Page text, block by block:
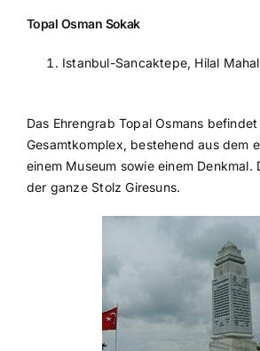
Topal Osman Sokak
Istanbul-Sancaktepe, Hilal
Das Ehrengrab Topal Osmans
Gesamtkomplex, bestehend aus dem
einem Museum sowie einem Denkmal.
der ganze Stolz Giresuns.